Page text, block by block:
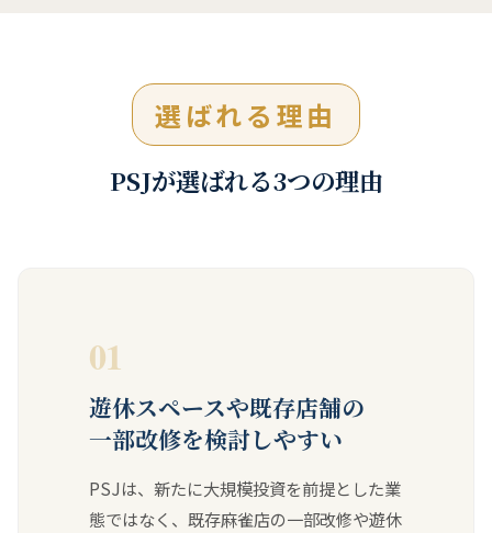
選ばれる理由
PSJが選ばれる3つの理由
01
遊休スペースや既存店舗の
一部改修を検討しやすい
PSJは、新たに大規模投資を前提とした業
態ではなく、既存麻雀店の一部改修や遊休